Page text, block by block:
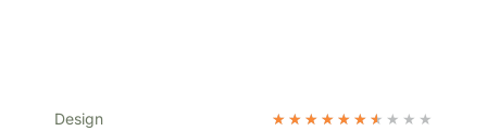
Design ★ ★ ★ ★ ★ ★ ★ ★ ★ ★